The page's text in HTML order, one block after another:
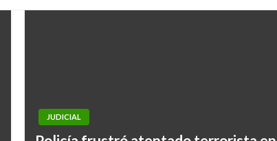
JUDICIAL